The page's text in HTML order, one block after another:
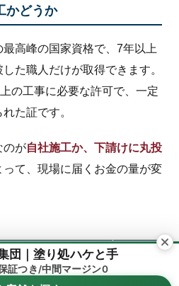
かどうか
高峰の国家資格で、7年以上
た職人だけが取得できます。
の工事に必要な許可で、一定
た証です。
のが自社施工か、下請けに丸投
て、現場に届くお金の量が変
お金の流れ
団｜塗り処ハケと手
証つき/中間マージン0